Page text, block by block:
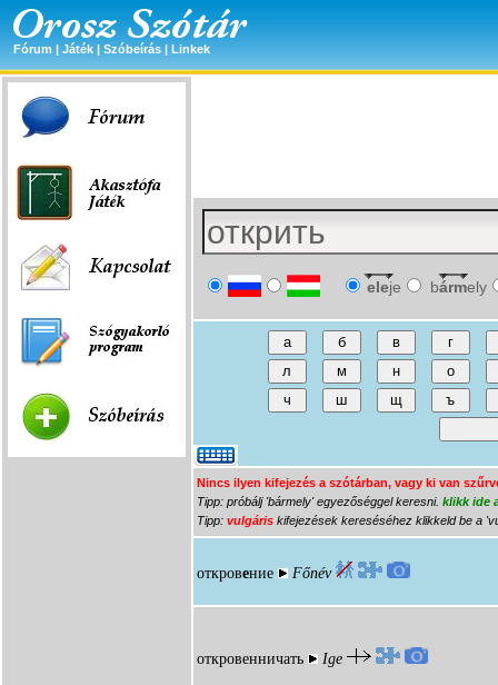
Fórum | Játék | Szóbeírás | Linkek
eleje bármely
Nincs ilyen kifejezés a szótárban, vagy ki van
Tipp: próbálj 'bármely' egyezőséggel keresni. klikk ide
Tipp: vulgáris kifejezések kereséséhez klikkeld be a
откровение Főnév
откровенничать Ige